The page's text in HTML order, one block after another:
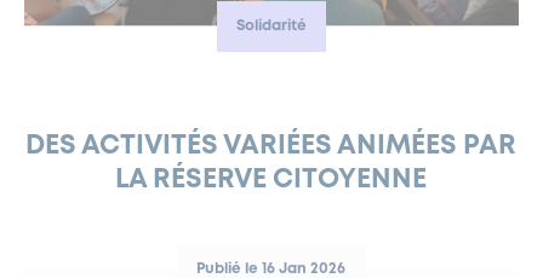
EAU POTABLE ET ASSAINISSEMENT
DÉCLARATION DE CATASTROPHE NATURELLE
INFORMATIONS PRATIQUES
SUBVENTIONS
PANNEAUX D’AFFICHAGE LIBRE
GRÖBENZELL
DÉVELOPPEMENT DURABLE
Solidarité
DES ACTIVITÉS VARIÉES ANIMÉES PAR
LA RÉSERVE CITOYENNE
Publié le 16 Jan 2026